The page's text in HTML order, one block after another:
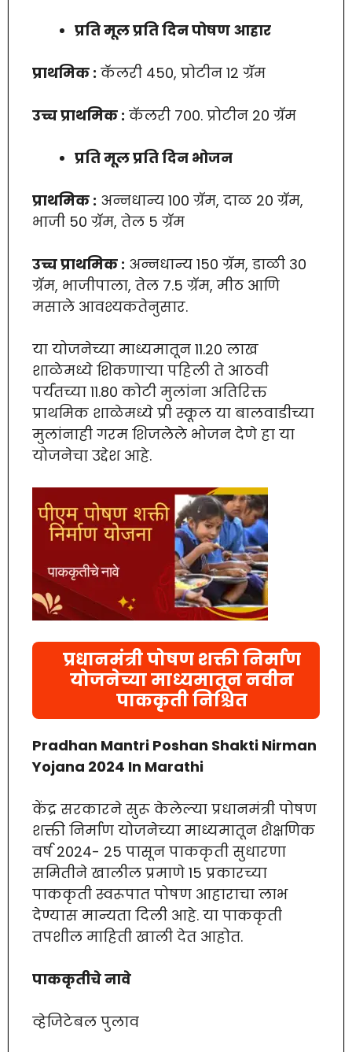
प्रति मूल प्रति दिन पोषण आहार
प्राथमिक : कॅलरी 450, प्रोटीन 12 ग्रॅम
उच्च प्राथमिक : कॅलरी 700. प्रोटीन 20 ग्रॅम
प्रति मूल प्रति दिन भोजन
प्राथमिक : अन्नधान्य 100 ग्रॅम, दाळ 20 ग्रॅम,
भाजी 50 ग्रॅम, तेल 5 ग्रॅम
उच्च प्राथमिक : अन्नधान्य 150 ग्रॅम, डाळी 30
ग्रॅम, भाजीपाला, तेल 7.5 ग्रॅम, मीठ आणि
मसाले आवश्यकतेनुसार.
या योजनेच्या माध्यमातून 11.20 लाख
शाळेमध्ये शिकणाऱ्या पहिली ते आठवी
पर्यंतच्या 11.80 कोटी मुलांना अतिरिक्त
प्राथमिक शाळेमध्ये प्री स्कूल या बालवाडीच्या
मुलांनाही गरम शिजलेले भोजन देणे हा या
योजनेचा उद्देश आहे.
प्रधानमंत्री पोषण शक्ती निर्माण
योजनेच्या माध्यमातून नवीन
पाककृती निश्चित
Pradhan Mantri Poshan Shakti Nirman
Yojana 2024 In Marathi
केंद्र सरकारने सुरू केलेल्या प्रधानमंत्री पोषण
शक्ती निर्माण योजनेच्या माध्यमातून शैक्षणिक
वर्ष 2024- 25 पासून पाककृती सुधारणा
समितीने खालील प्रमाणे 15 प्रकारच्या
पाककृती स्वरूपात पोषण आहाराचा लाभ
देण्यास मान्यता दिली आहे. या पाककृती
तपशील माहिती खाली देत आहोत.
पाककृतीचे नावे
व्हेजिटेबल पुलाव